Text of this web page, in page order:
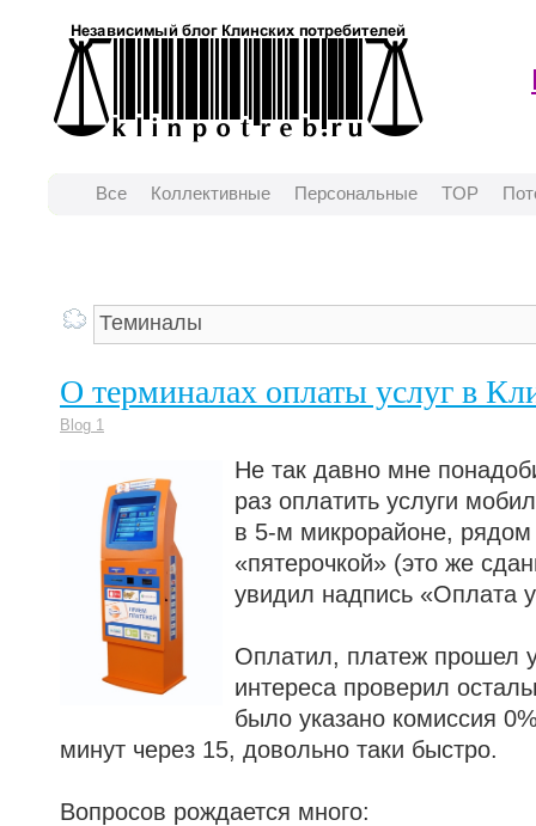
Все Коллективные Персональные TOP
О терминалах оплаты услуг в
Blog 1
Не так давно мне
раз оплатить услуги
в 5-м микрорайоне, рядом
«пятерочкой» (это же
увидил надпись «Оплата
Оплатил, платеж прошел
интереса проверил
было указано комиссия
минут через 15, довольно таки быстро.
Вопросов рождается много: